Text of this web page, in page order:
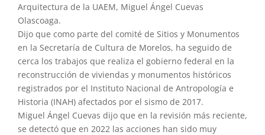
Arquitectura de la UAEM, Miguel Ángel Cuevas
Olascoaga.
Dijo que como parte del comité de Sitios y Monumentos
en la Secretaría de Cultura de Morelos, ha seguido de
cerca los trabajos que realiza el gobierno federal en la
reconstrucción de viviendas y monumentos históricos
registrados por el Instituto Nacional de Antropología e
Historia (INAH) afectados por el sismo de 2017.
Miguel Ángel Cuevas dijo que en la revisión más reciente,
se detectó que en 2022 las acciones han sido muy